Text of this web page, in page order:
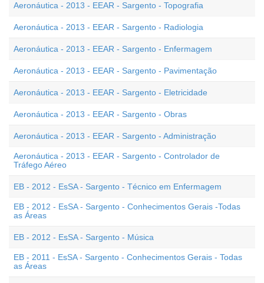
Aeronáutica - 2013 - EEAR - Sargento - Topografia
Aeronáutica - 2013 - EEAR - Sargento - Radiologia
Aeronáutica - 2013 - EEAR - Sargento - Enfermagem
Aeronáutica - 2013 - EEAR - Sargento - Pavimentação
Aeronáutica - 2013 - EEAR - Sargento - Eletricidade
Aeronáutica - 2013 - EEAR - Sargento - Obras
Aeronáutica - 2013 - EEAR - Sargento - Administração
Aeronáutica - 2013 - EEAR - Sargento - Controlador de
Tráfego Aéreo
EB - 2012 - EsSA - Sargento - Técnico em Enfermagem
EB - 2012 - EsSA - Sargento - Conhecimentos Gerais -Todas
as Áreas
EB - 2012 - EsSA - Sargento - Música
EB - 2011 - EsSA - Sargento - Conhecimentos Gerais - Todas
as Áreas